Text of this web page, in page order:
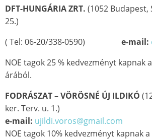
DFT-HUNGÁRIA ZRT. (1052 Budapest,
25.)
( Tel: 06-20/338-0590) e-mail:
NOE tagok 25 % kedvezményt kapnak
árából.
FODRÁSZAT – VÖRÖSNÉ ÚJ ILDIKÓ
ker. Terv. u. 1.)
e-mail: ujildi.voros@gmail.com
NOE tagok 10% kedvezményt kapnak